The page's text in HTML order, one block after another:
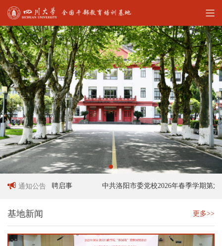
通知公告
作人员招聘启事 中共洛阳市委党校2026年春季学期第六十
基地新闻 更多>>